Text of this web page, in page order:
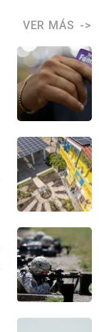
VER MÁS